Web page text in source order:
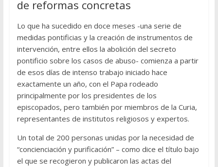
de reformas concretas
Lo que ha sucedido en doce meses -una serie de
medidas pontificias y la creación de instrumentos de
intervención, entre ellos la abolición del secreto
pontificio sobre los casos de abuso- comienza a partir
de esos días de intenso trabajo iniciado hace
exactamente un año, con el Papa rodeado
principalmente por los presidentes de los
episcopados, pero también por miembros de la Curia,
representantes de institutos religiosos y expertos.
Un total de 200 personas unidas por la necesidad de
“concienciación y purificación” – como dice el título bajo
el que se recogieron y publicaron las actas del